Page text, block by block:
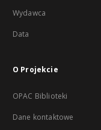
Wydawca
Data
O Projekcie
OPAC Biblioteki
Dane kontaktowe